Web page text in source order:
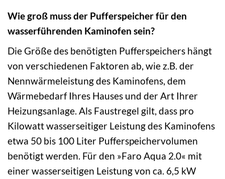
Wie groß muss der Pufferspeicher für den
wasserführenden Kaminofen sein?
Die Größe des benötigten Pufferspeichers hängt
von verschiedenen Faktoren ab, wie z.B. der
Nennwärmeleistung des Kaminofens, dem
Wärmebedarf Ihres Hauses und der Art Ihrer
Heizungsanlage. Als Faustregel gilt, dass pro
Kilowatt wasserseitiger Leistung des Kaminofens
etwa 50 bis 100 Liter Pufferspeichervolumen
benötigt werden. Für den »Faro Aqua 2.0« mit
einer wasserseitigen Leistung von ca. 6,5 kW